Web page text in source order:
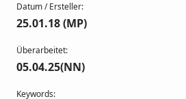
Datum / Ersteller:
25.01.18 (MP)
Überarbeitet:
05.04.25(NN)
Keywords: